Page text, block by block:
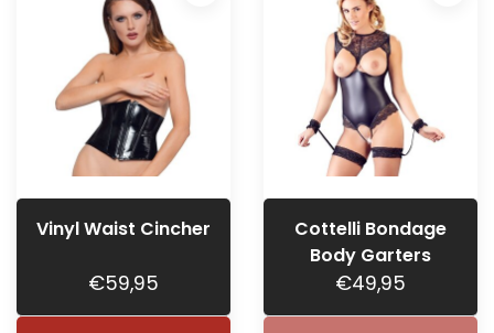
Vinyl Waist Cincher
€59,95
Cottelli Bondage
Body Garters
€49,95